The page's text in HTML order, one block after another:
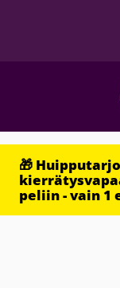
🎁
peliin - vain 1